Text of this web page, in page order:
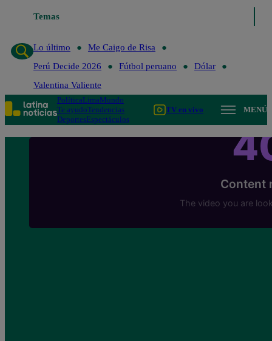
Temas
Lo último
Me Caigo de Risa
Perú Decide 2026
Fútbol peruano
Dólar
Valentina Valiente
PolíticaLimaMundo
Te ayudoTendencias
DeportesEspectáculos
TV en vivo MENÚ